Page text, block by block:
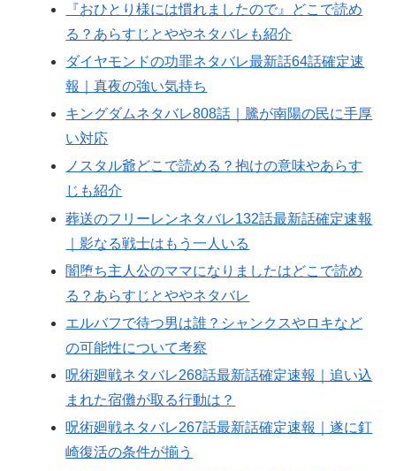
『おひとり様には慣れましたので』どこで読め
る？あらすじとややネタバレも紹介
ダイヤモンドの功罪ネタバレ最新話64話確定速
報｜真夜の強い気持ち
キングダムネタバレ808話｜騰が南陽の民に手厚
い対応
ノスタル爺どこで読める？抱けの意味やあらす
じも紹介
葬送のフリーレンネタバレ132話最新話確定速報
｜影なる戦士はもう一人いる
闇堕ち主人公のママになりましたはどこで読め
る？あらすじとややネタバレ
エルバフで待つ男は誰？シャンクスやロキなど
の可能性について考察
呪術廻戦ネタバレ268話最新話確定速報｜追い込
まれた宿儺が取る行動は？
呪術廻戦ネタバレ267話最新話確定速報｜遂に釘
崎復活の条件が揃う